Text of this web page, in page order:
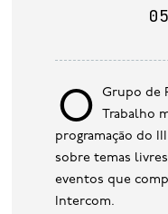
O Grupo de Pesquisa Comunicação e
Trabalho
programação do
sobre temas
eventos que
Intercom.